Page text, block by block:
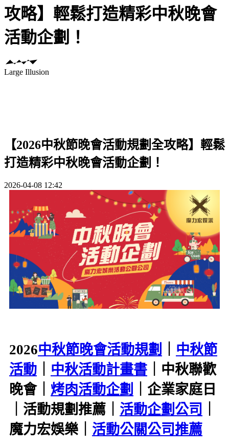
攻略】輕鬆打造精彩中秋晚會
活動企劃！
Large Illusion
【2026中秋節晚會活動規劃全攻略】輕鬆
打造精彩中秋晚會活動企劃！
2026-04-08 12:42
2026中秋節晚會活動規劃
中秋節
活動
中秋活動計畫書 ｜中秋聯歡
晚會｜ 烤肉活動企劃 ｜企業家庭日
｜活動規劃推薦｜ 活動企劃公司
魔力宏娛樂｜ 活動公關公司推薦